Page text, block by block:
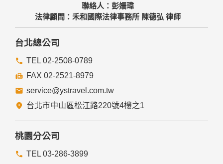
聯絡人：彭姍瑋
法律顧問：禾和國際法律事務所 陳德弘 律師
台北總公司
TEL 02-2508-0789
FAX 02-2521-8979
service@ystravel.com.tw
台北市中山區松江路220號4樓之1
桃園分公司
TEL 03-286-3899